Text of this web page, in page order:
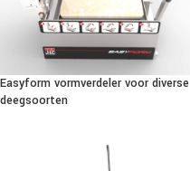
Easyform vormverdeler voor diverse
deegsoorten